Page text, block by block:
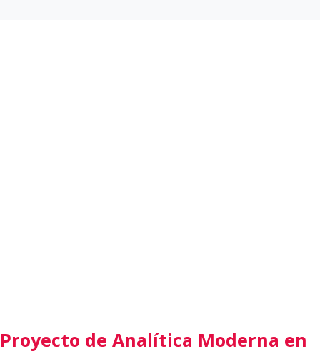
Proyecto de Analítica Moderna en